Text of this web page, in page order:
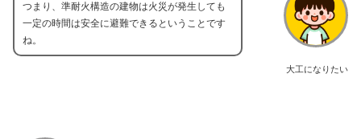
大工になりたい
つまり、準耐火構造の建物は火災が発生しても
一定の時間は安全に避難できるということです
ね。